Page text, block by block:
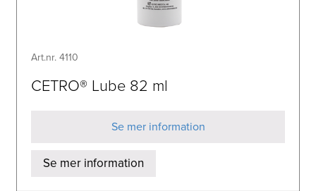
Art.nr. 4110
CETRO® Lube 82 ml
Se mer information
Se mer information